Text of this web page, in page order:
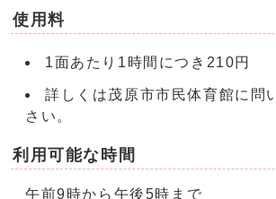
使用料
1面あたり1時間につき210円
詳しくは茂原市市民体育館に問
さい。
利用可能な時間
午前9時から午後5時まで